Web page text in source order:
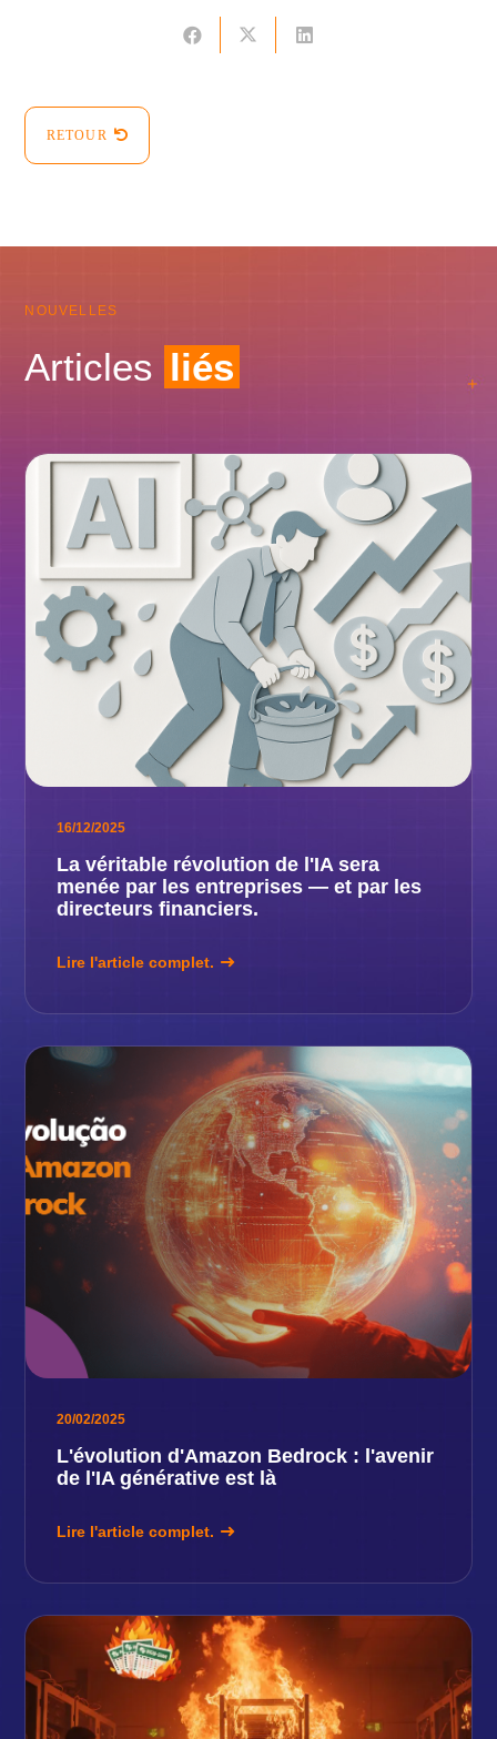
RETOUR
NOUVELLES
Articles liés
16/12/2025
La véritable révolution de l'IA sera
menée par les entreprises — et par les
directeurs financiers.
Lire l'article complet.
20/02/2025
L'évolution d'Amazon Bedrock : l'avenir
de l'IA générative est là
Lire l'article complet.